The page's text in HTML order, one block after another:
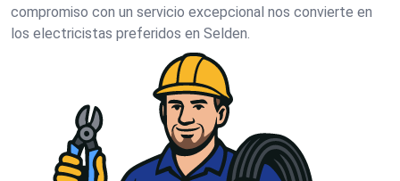
compromiso con un servicio excepcional nos convierte en
los electricistas preferidos en Selden.